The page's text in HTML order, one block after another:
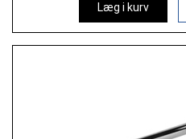
Læg i kurv